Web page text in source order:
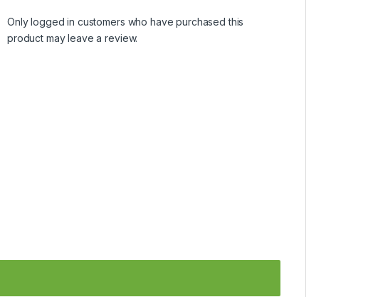
Only logged in customers who have purchased this
product may leave a review.